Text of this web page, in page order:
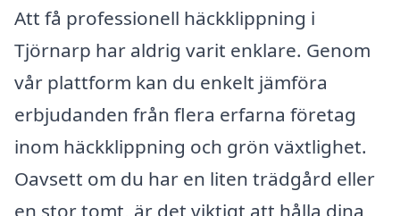
Att få professionell häckklippning i
Tjörnarp har aldrig varit enklare. Genom
vår plattform kan du enkelt jämföra
erbjudanden från flera erfarna företag
inom häckklippning och grön växtlighet.
Oavsett om du har en liten trädgård eller
en stor tomt, är det viktigt att hålla dina